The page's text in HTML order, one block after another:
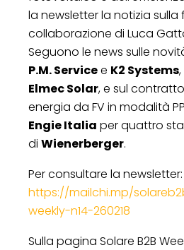
la newsletter la notizia sulla
collaborazione di Luca
Seguono le news sulle
P.M. Servicee K2 Systems
Elmec Solar, e sul
energia da FV in modalità
Engie Italia per quattro
di Wienerberger.
Per consultare la newsletter:
https://mailchi.mp/
weekly-n14-260218
Sulla pagina Solare B2B